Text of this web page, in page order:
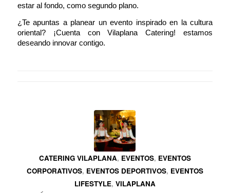
estar al fondo, como segundo plano.
¿Te apuntas a planear un evento inspirado en la cultura
oriental? ¡Cuenta conVilaplana Catering! estamos
deseando innovar contigo.
CATERING VILAPLANA, EVENTOS, EVENTOS
CORPORATIVOS, EVENTOS DEPORTIVOS, EVENTOS
LIFESTYLE, VILAPLANA